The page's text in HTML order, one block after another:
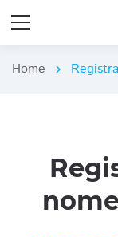
Home chevron_right